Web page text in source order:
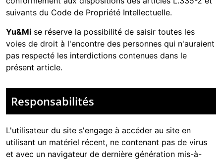
suivants du Code de Propriété Intellectuelle.
Yu&Mi se réserve la possibilité de saisir toutes les
voies de droit à l'encontre des personnes qui n'auraient
pas respecté les interdictions contenues dans le
présent article.
Responsabilités
L'utilisateur du site s'engage à accéder au site en
utilisant un matériel récent, ne contenant pas de virus
et avec un navigateur de dernière génération mis-à-